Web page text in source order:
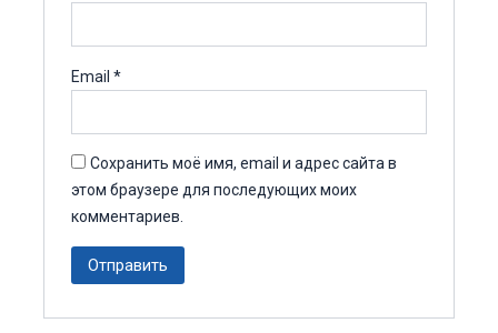
Email*
Сохранить моё имя, email и адрес сайта в
этом браузере для последующих моих
комментариев.